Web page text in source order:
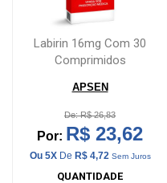
Labirin 16mg Com 30
Comprimidos
APSEN
De: R$ 26,83
Por: R$ 23,62
Ou 5XDe R$ 4,72 Sem Juros
QUANTIDADE